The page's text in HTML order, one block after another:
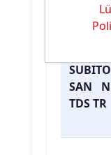
Dosya
SAN
TDS TR